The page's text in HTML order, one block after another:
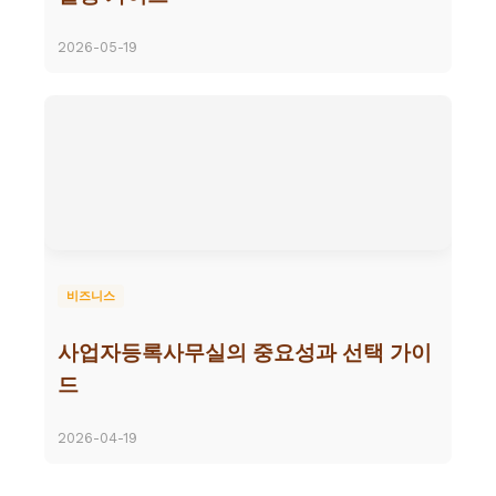
2026-05-19
비즈니스
사업자등록사무실의 중요성과 선택 가이
드
2026-04-19